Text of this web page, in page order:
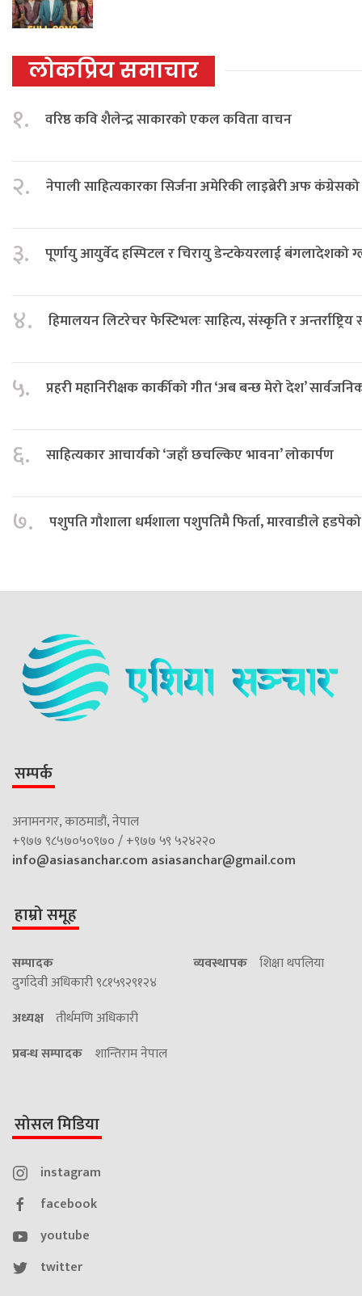
लोकप्रिय समाचार
१. वरिष्ठ कवि शैलेन्द्र साकारको एकल कविता वाचन
२. नेपाली साहित्यकारका सिर्जना अमेरिकी लाइब्रेरी अफ
३. पूर्णायु आयुर्वेद हस्पिटल र चिरायु डेन्टकेयरलाई बंगलादेशको
४. हिमालयन लिटरेचर फेस्टिभलः साहित्य, संस्कृति र अन्तर्राष्ट्रिय
५. प्रहरी महानिरीक्षक कार्कीको गीत ‘अब बन्छ मेरो देश’
६. साहित्यकार आचार्यको ‘जहाँ छचल्किए भावना’ लोकार्पण
७. पशुपति गौशाला धर्मशाला पशुपतिमै फिर्ता, मारवाडीले
सम्पर्क
अनामनगर, काठमाडौं, नेपाल
+९७७ ९८५७०५०९७० / +९७७ ५९ ५२४२२०
info@asiasanchar.com asiasanchar@gmail.com
हाम्रो समूह
सम्पादक
दुर्गादेवी अधिकारी ९८१५९२९१२४
व्यवस्थापक शिक्षा थपलिया
अध्यक्ष तीर्थमणि अधिकारी
प्रबन्ध सम्पादक शान्तिराम नेपाल
सोसल मिडिया
instagram
facebook
youtube
twitter